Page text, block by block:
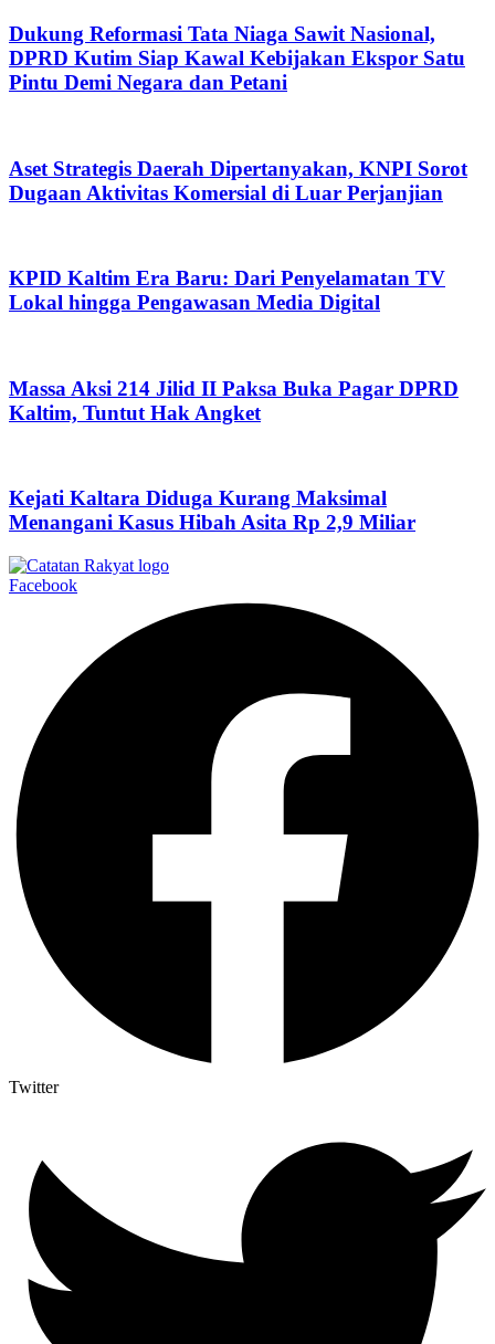
Dukung Reformasi Tata Niaga Sawit Nasional,
DPRD Kutim Siap Kawal Kebijakan Ekspor Satu
Pintu Demi Negara dan Petani
Aset Strategis Daerah Dipertanyakan, KNPI Sorot
Dugaan Aktivitas Komersial di Luar Perjanjian
KPID Kaltim Era Baru: Dari Penyelamatan TV
Lokal hingga Pengawasan Media Digital
Massa Aksi 214 Jilid II Paksa Buka Pagar DPRD
Kaltim, Tuntut Hak Angket
Kejati Kaltara Diduga Kurang Maksimal
Menangani Kasus Hibah Asita Rp 2,9 Miliar
Facebook
Twitter